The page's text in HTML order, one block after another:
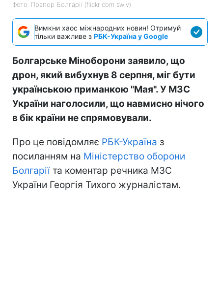
Фото: Прапор Болгарії (flickr com swiv)
Вимкни хаос міжнародних новин! Отримуй
тільки важливе з РБК-Україна у Google
Болгарське Міноборони заявило, що
дрон, який вибухнув 8 серпня, міг бути
українською приманкою "Мая". У МЗС
України наголосили, що навмисно нічого
в бік країни не спрямовували.
Про це повідомляє РБК-Україна з
посиланням на Міністерство оборони
Болгаріїта коментар речника МЗС
України Георгія Тихого журналістам.